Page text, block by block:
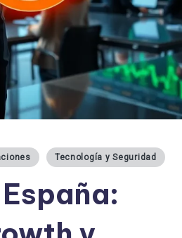
Tecnología y Seguridad